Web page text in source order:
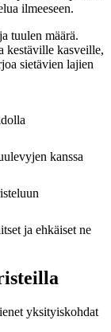
ilmeeseen.
tuulen määrä.
kestäville kasveille,
sietävien lajien
kanssa
ja ehkäiset ne
yksityiskohdat